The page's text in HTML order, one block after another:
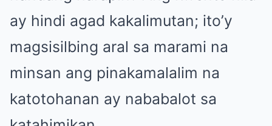
ay hindi agad kakalimutan; ito’y
magsisilbing aral sa marami na
minsan ang pinakamalalim na
katotohanan ay nababalot sa